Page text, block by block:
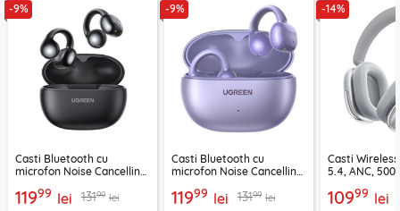
-9%
Casti Bluetooth cu
microfon Noise Cancelling
11999 lei 13199 lei
-9%
Casti Bluetooth cu
microfon Noise Cancelling
11999 lei 13199 lei
-14%
Casti
5.4, ANC,
10999 lei